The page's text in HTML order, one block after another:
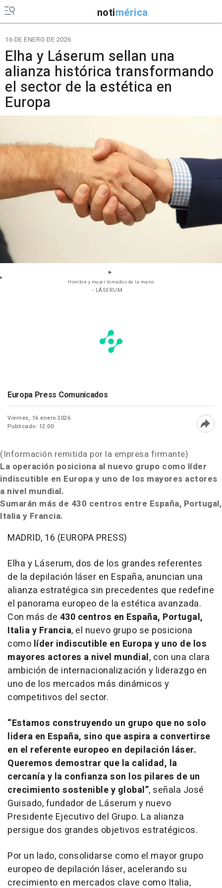
notimérica
16 DE ENERO DE 2026
Elha y Láserum sellan una
alianza histórica transformando
el sector de la estética en
Europa
Hombre y mujer tomados de la mano
- LÁSERUM
Europa Press Comunicados
Viernes, 16 enero 2026
Publicado: 12:00
(Información remitida por la empresa firmante)
La operación posiciona al nuevo grupo como líder
indiscutible en Europa y uno de los mayores actores
a nivel mundial.
Sumarán más de 430 centros entre España, Portugal,
Italia y Francia.
MADRID, 16 (EUROPA PRESS)
Elha y Láserum, dos de los grandes referentes
de la depilación láser en España, anuncian una
alianza estratégica sin precedentes que redefine
el panorama europeo de la estética avanzada.
Con más de 430 centros en España, Portugal,
Italia y Francia, el nuevo grupo se posiciona
como líder indiscutible en Europa y uno de los
mayores actores a nivel mundial, con una clara
ambición de internacionalización y liderazgo en
uno de los mercados más dinámicos y
competitivos del sector.
“Estamos construyendo un grupo que no solo
lidera en España, sino que aspira a convertirse
en el referente europeo en depilación láser.
Queremos demostrar que la calidad, la
cercanía y la confianza son los pilares de un
crecimiento sostenible y global”, señala José
Guisado, fundador de Láserum y nuevo
Presidente Ejecutivo del Grupo. La alianza
persigue dos grandes objetivos estratégicos.
Por un lado, consolidarse como el mayor grupo
europeo de depilación láser, acelerando su
crecimiento en mercados clave como Italia,